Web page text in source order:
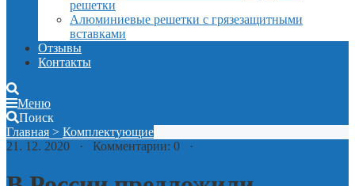
решетки
Алюминиевые решетки с грязезащитными
вставками
Отзывы
Контакты
Меню
Поиск
Главная > Комплектующие
21. 12. 2020 · Комментарии: 0 ·